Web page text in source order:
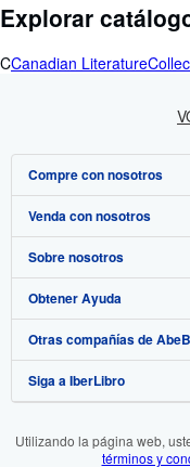
Explorar
CCanadian Literature
Compre con nosotros
Búsqueda avanzada
Colecciones
Mi cuenta
Mis pedidos
Ver carrito
Venda con nosotros
Comenzar a vender
Únase a nuestro programa
Recomiende un vendedor
Sobre nosotros
Sobre IberLibro
Medios
Empleo
Preferencias de cookies
Obtener Ayuda
Preguntas frecuentes y
Atención al Cliente
Otras compañías de
AbeBooks.com
AbeBooks.de
Siga a IberLibro
Utilizando la página web,
términos y